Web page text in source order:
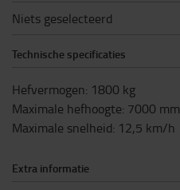
Niets geselecteerd
Technische specificaties
Hefvermogen: 1800 kg
Maximale hefhoogte: 7000 mm
Maximale snelheid: 12,5 km/h
Extra informatie